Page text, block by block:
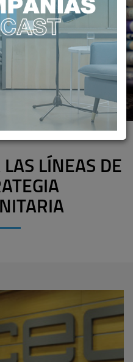
LÍNEAS DE